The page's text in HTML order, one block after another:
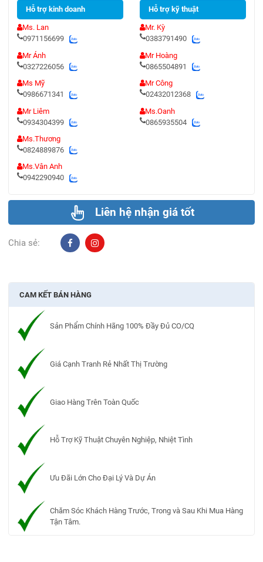
Hỗ trợ kinh doanh
Ms. Lan
0971156699
Mr Ánh
0327226056
Ms Mỹ
0986671341
Mr Liêm
0934304399
Ms.Thương
0824889876
Ms.Vân Anh
0942290940
Hỗ trợ kỹ thuật
Mr. Kỳ
0383791490
Mr Hoàng
0865504891
Mr Công
02432012368
Ms.Oanh
0865935504
Liên hệ nhận giá tốt
Chia sẻ:
CAM KẾT BÁN HÀNG
Sản Phẩm Chính Hãng 100% Đầy Đủ CO/CQ
Giá Cạnh Tranh Rẻ Nhất Thị Trường
Giao Hàng Trên Toàn Quốc
Hỗ Trợ Kỹ Thuật Chuyên Nghiệp, Nhiệt Tình
Ưu Đãi Lớn Cho Đại Lý Và Dự Án
Chăm Sóc Khách Hàng Trước, Trong và Sau Khi Mua Hàng
Tận Tâm.